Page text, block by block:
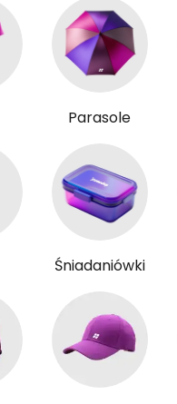
Parasole
Śniadaniówki